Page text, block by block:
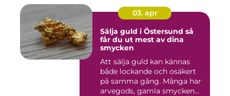
03. apr
Sälja guld i Östersund så
får du ut mest av dina
smycken
Att sälja guld kan kännas
både lockande och osäkert
på samma gång. Många har
arvegods, gamla smycken...